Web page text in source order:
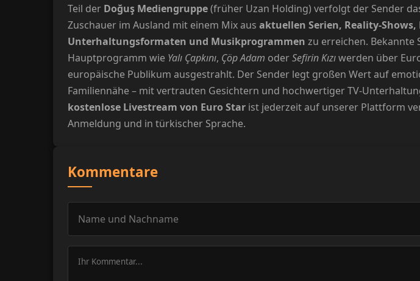
Teil der Doğuş Mediengruppe(früher Uzan Holding) verfolgt der Sender
Zuschauer im Ausland mit einem Mix aus aktuellen Serien, Reality-
Unterhaltungsformaten und Musikprogrammen zu erreichen. Bekannte
Hauptprogramm wie Yalı Çapkını, Çöp Adam oderSefirin Kızıwerden über
europäische Publikum ausgestrahlt. Der Sender legt großen Wert auf
Familiennähe – mit vertrauten Gesichtern und hochwertiger TV-
kostenlose Livestream von Euro Star ist jederzeit auf unserer Plattform
Anmeldung und in türkischer Sprache.
Kommentare